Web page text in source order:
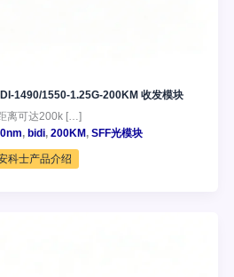
1490/1550-1.25G-200KM 收发模块
离可达200k […]
, bidi,200KM ,SFF光模块
科士产品介绍